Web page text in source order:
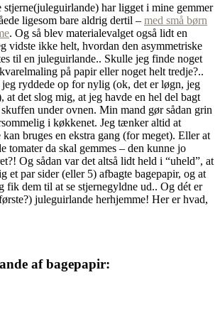
stjerne(juleguirlande) har ligget i mine gemmer
ligesom bare aldrig dertil – med små børn
. Og så blev materialevalget også lidt en
vidste ikke helt, hvordan den asymmetriske
til en juleguirlande.. Skulle jeg finde noget
på papir eller noget helt tredje?..
ryddede op for nylig (ok, det er løgn, jeg
at det slog mig, at jeg havde en hel del bagt
under ovnen. Min mand gør sådan grin
i køkkenet. Jeg tænker altid at
bruges en ekstra gang (for meget). Eller at
tomater da skal gemmes – den kunne jo
Og sådan var det altså lidt held i “uheld”, at
et par sider (eller 5) afbagte bagepapir, og at
fik dem til at se stjernegyldne ud.. Og dét er
juleguirlande herhjemme! Her er hvad,
af bagepapir: